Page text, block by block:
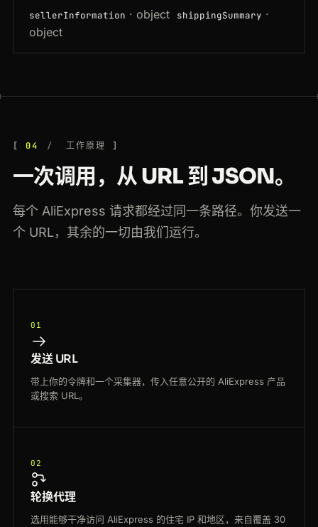
sellerInformation · object shippingSummary ·
object
04 工作原理
一次调用，从 URL 到 JSON。
每个 AliExpress 请求都经过同一条路径。你发送一
个 URL，其余的一切由我们运行。
01
发送 URL
带上你的令牌和一个采集器，传入任意公开的 AliExpress 产品
或搜索 URL。
02
轮换代理
选用能够干净访问 AliExpress 的住宅 IP 和地区，来自覆盖 30